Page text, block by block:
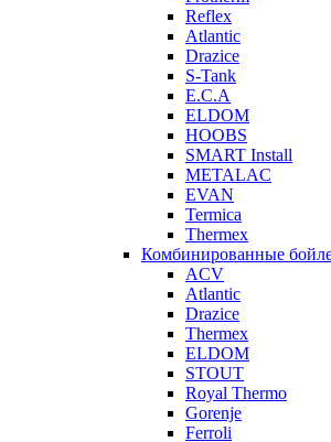
Reflex
Atlantic
Drazice
S-Tank
E.C.A
ELDOM
HOOBS
SMART Install
METALAC
EVAN
Termica
Thermex
Комбинированные
ACV
Atlantic
Drazice
Thermex
ELDOM
STOUT
Royal Thermo
Gorenje
Ferroli